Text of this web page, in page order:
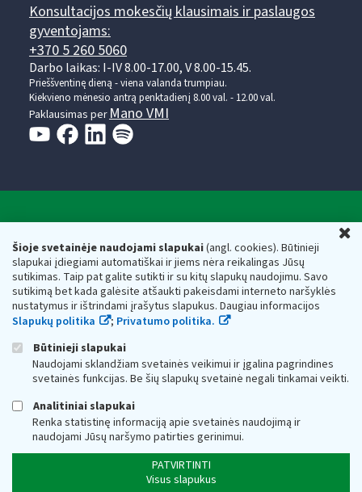
Šioje svetainėje naudojami slapukai(angl. cookies). Būtinieji
slapukai įdiegiami automatiškai ir jiems nėra reikalingas Jūsų
sutikimas. Taip pat galite sutikti ir su kitų slapukų naudojimu. Savo
sutikimą bet kada galėsite atšaukti pakeisdami interneto naršyklės
nustatymus ir ištrindami įrašytus slapukus. Daugiau informacijos
Slapukų politika
; Privatumo politika.
Būtinieji slapukai
Naudojami sklandžiam svetainės veikimui ir įgalina pagrindines
svetainės funkcijas. Be šių slapukų svetainė negali tinkamai veikti.
Analitiniai slapukai
Renka statistinę informaciją apie svetainės naudojimą ir
naudojami Jūsų naršymo patirties gerinimui.
PATVIRTINTI
Visus slapukus
Konsultacijos mokesčių klausimais ir paslaugos
gyventojams:
+370 5 260 5060
Darbo laikas: I-IV 8.00-17.00, V 8.00-15.45.
Prieššventinę dieną - viena valanda trumpiau.
Kiekvieno mėnesio antrą penktadienį 8.00 val. - 12.00 val.
Paklausimas per Mano VMI
Respublikos finansų ministerijos
Biudžetinė įstaiga. Juridinio asmens kodas — 188659752,
adresas: Vasario 16-osios g. 14, 01107 Vilnius, Lietuva, el.paštas:
vmi@vmi.lt, E. pristatymo dėžutės adresas 188659752
Duomenys apie Valstybinę mokesčių inspekciją prie Lietuvos
Respublikos finansų ministerijos kaupiami ir saugomi Juridinių